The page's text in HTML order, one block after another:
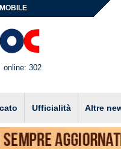
MOBILE
online: 302
Ufficialità Altre